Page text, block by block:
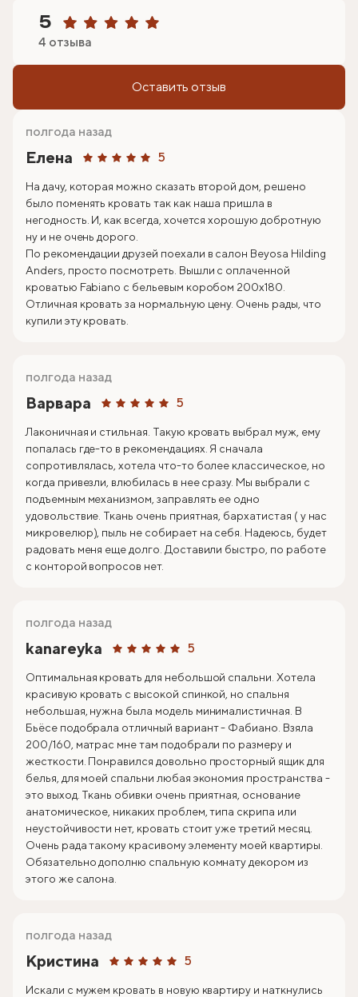
5
4 отзыва
Оставить отзыв
Елена 5
полгода назад
На дачу, которая можно сказать второй дом, решено
было поменять кровать так как наша пришла в
негодность. И, как всегда, хочется хорошую добротную
ну и не очень дорого.
По рекомендации друзей поехали в салон Beyosa Hilding
Anders, просто посмотреть. Вышли с оплаченной
кроватью Fabiano с бельевым коробом 200х180.
Отличная кровать за нормальную цену. Очень рады, что
купили эту кровать.
Варвара 5
полгода назад
Лаконичная и стильная. Такую кровать выбрал муж, ему
попалась где-то в рекомендациях. Я сначала
сопротивлялась, хотела что-то более классическое, но
когда привезли, влюбилась в нее сразу. Мы выбрали с
подъемным механизмом, заправлять ее одно
удовольствие. Ткань очень приятная, бархатистая ( у нас
микровелюр), пыль не собирает на себя. Надеюсь, будет
радовать меня еще долго. Доставили быстро, по работе
с конторой вопросов нет.
kanareyka 5
полгода назад
Оптимальная кровать для небольшой спальни. Хотела
красивую кровать с высокой спинкой, но спальня
небольшая, нужна была модель минималистичная. В
Бьёсе подобрала отличный вариант - Фабиано. Взяла
200/160, матрас мне там подобрали по размеру и
жесткости. Понравился довольно просторный ящик для
белья, для моей спальни любая экономия пространства -
это выход. Ткань обивки очень приятная, основание
анатомическое, никаких проблем, типа скрипа или
неустойчивости нет, кровать стоит уже третий месяц.
Очень рада такому красивому элементу моей квартиры.
Обязательно дополню спальную комнату декором из
этого же салона.
Кристина 5
полгода назад
Искали с мужем кровать в новую квартиру и наткнулись